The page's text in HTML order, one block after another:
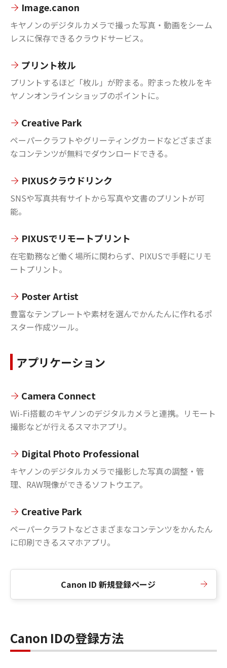
Image.canon
キヤノンのデジタルカメラで撮った写真・動画をシーム
レスに保存できるクラウドサービス。
プリント枚ル
プリントするほど「枚ル」が貯まる。貯まった枚ルをキ
ヤノンオンラインショップのポイントに。
Creative Park
ペーパークラフトやグリーティングカードなどざまざま
なコンテンツが無料でダウンロードできる。
PIXUSクラウドリンク
SNSや写真共有サイトから写真や文書のプリントが可
能。
PIXUSでリモートプリント
在宅勤務など働く場所に関わらず、PIXUSで手軽にリモ
ートプリント。
Poster Artist
豊富なテンプレートや素材を選んでかんたんに作れるポ
スター作成ツール。
アプリケーション
Camera Connect
Wi-Fi搭載のキヤノンのデジタルカメラと連携。リモート
撮影などが行えるスマホアプリ。
Digital Photo Professional
キヤノンのデジタルカメラで撮影した写真の調整・管
理、RAW現像ができるソフトウエア。
Creative Park
ペーパークラフトなどさまざまなコンテンツをかんたん
に印刷できるスマホアプリ。
Canon ID 新規登録ページ
Canon IDの登録方法